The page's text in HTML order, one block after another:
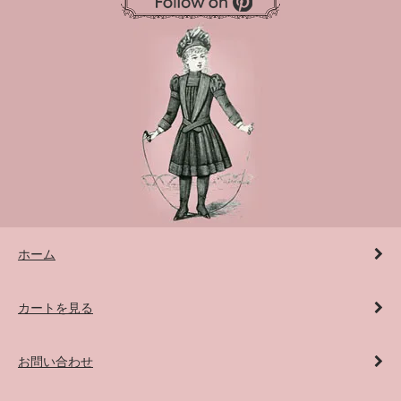
ホーム
カートを見る
お問い合わせ